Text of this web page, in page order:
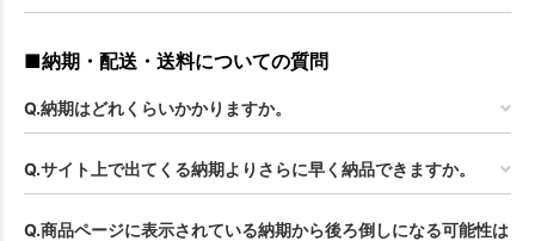
■納期・配送・送料についての質問
Q.納期はどれくらいかかりますか。
Q.サイト上で出てくる納期よりさらに早く納品できますか。
Q.商品ページに表示されている納期から後ろ倒しになる可能性は